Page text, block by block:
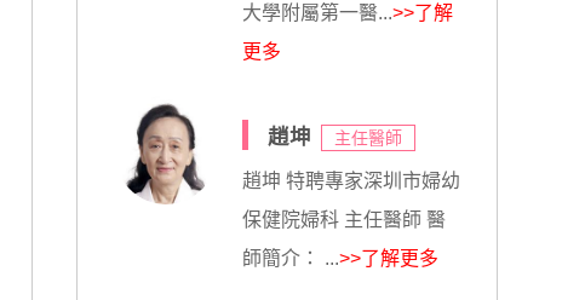
大學附屬第一醫...>>了解
更多
趙坤 主任醫師
趙坤 特聘專家深圳市婦幼
保健院婦科 主任醫師 醫
師簡介： ...>>了解更多